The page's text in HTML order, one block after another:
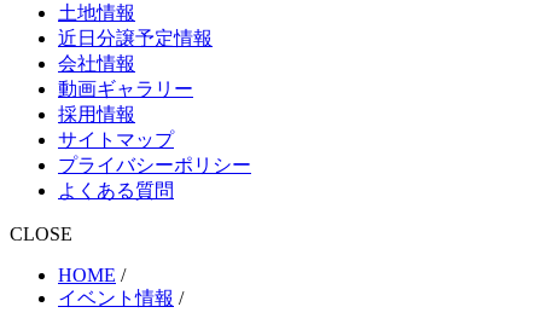
土地情報
近日分譲予定情報
会社情報
動画ギャラリー
採用情報
サイトマップ
プライバシーポリシー
よくある質問
CLOSE
HOME /
イベント情報 /